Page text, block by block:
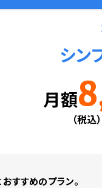
シン
月額
（税
すすめのプラン。